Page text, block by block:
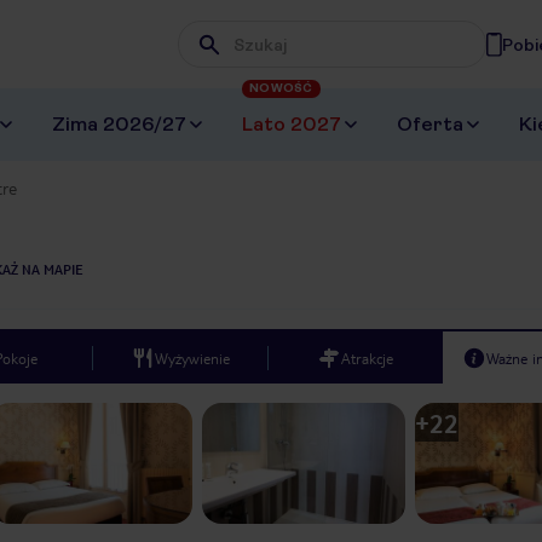
Wpisz frazę, której szukasz
Zima 2026/27 Lato 2027
NOWOŚĆ
Oferta
NA MAPIE
Wyżywienie Atrakcje Ważne
+22